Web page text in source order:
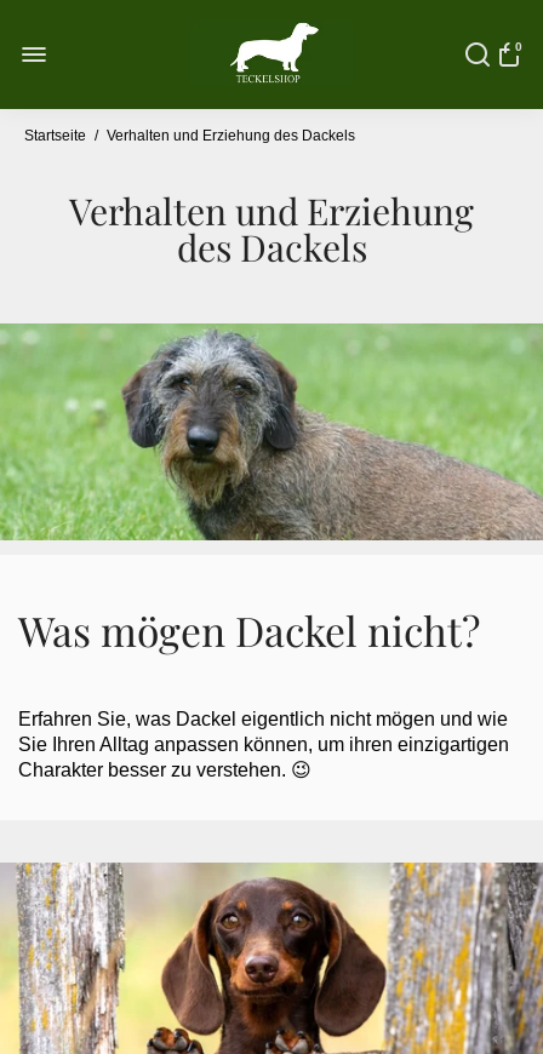
0
Startseite / Verhalten und Erziehung des Dackels
Verhalten und Erziehung
des Dackels
Was mögen Dackel nicht?
Erfahren Sie, was Dackel eigentlich nicht mögen und wie
Sie Ihren Alltag anpassen können, um ihren einzigartigen
Charakter besser zu verstehen. 😉